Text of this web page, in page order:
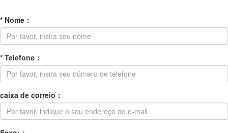
* Nome ：
* Telefone ：
caixa de correio ：